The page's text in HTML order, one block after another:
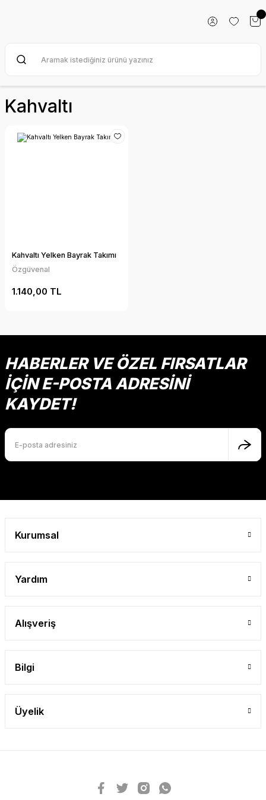
Kahvaltı
Kahvaltı Yelken Bayrak Takımı
Özgüvenal
1.140,00 TL
HABERLER VE ÖZEL FIRSATLAR
İÇİN E-POSTA ADRESİNİ
KAYDET!
Kurumsal
Yardım
Alışveriş
Bilgi
Üyelik